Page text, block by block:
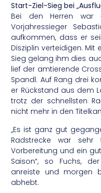
Start-Ziel-Sieg bei
Bei den Herren war
Vorjahressieger
aufkommen, dass er
Disziplin verteidigen.
Sieg gelang ihm dies
lief der amtierende
Spandl. Auf Rang drei
er Rückstand aus dem
trotz der schnellsten
nicht mehr in den
„Es ist ganz gut
Radstrecke war
Vorbereitung und ein
Saison“, so Fuchs,
anreiste und morgen
abhebt.